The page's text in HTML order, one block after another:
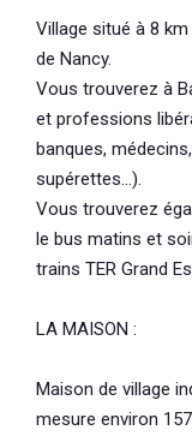
Village situé à 8
de Nancy.
Vous trouverez à
et professions
banques,
supérettes...).
Vous trouverez
le bus matins et
trains TER Grand
LA MAISON :
Maison de village
mesure environ